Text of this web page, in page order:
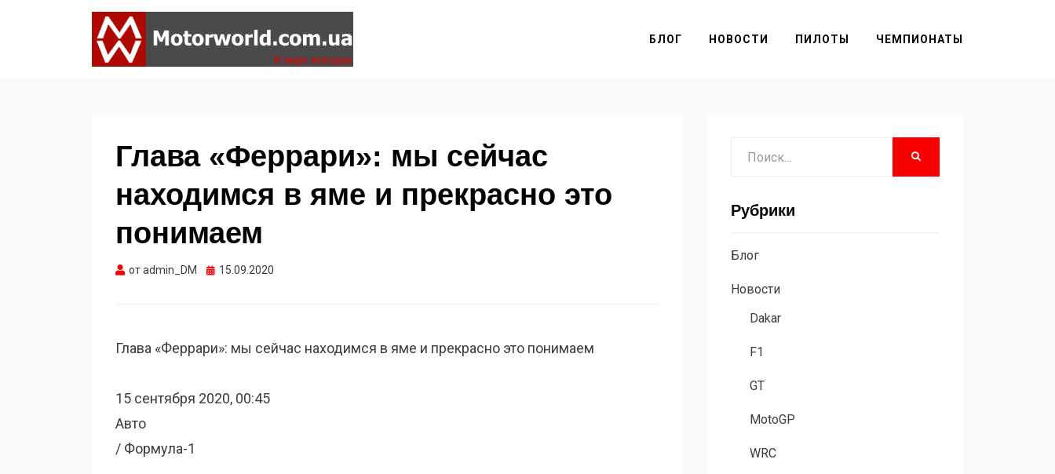
БЛОГ НОВОСТИ ПИЛОТЫ ЧЕМПИОНАТЫ
Глава «Феррари»: мы сейчас
находимся в яме и прекрасно это
понимаем
отadmin_DM Опубликовано
15.09.2020
Глава «Феррари»: мы сейчас находимся в яме и прекрасно это понимаем
15 сентября 2020, 00:45
Авто
/ Формула-1
Рубрики
Блог
Новости
Dakar
F1
GT
MotoGP
WRC